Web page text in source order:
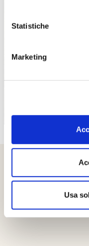
Statistiche
Marketing
Usa